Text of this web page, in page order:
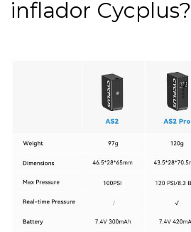
inflador Cycplus?